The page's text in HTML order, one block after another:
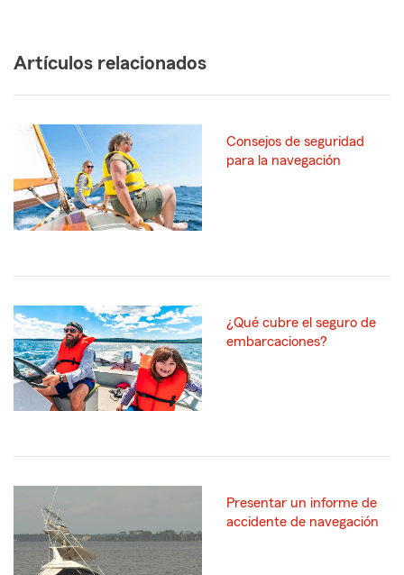
Artículos relacionados
Consejos de seguridad
para la navegación
¿Qué cubre el seguro de
embarcaciones?
Presentar un informe de
accidente de navegación